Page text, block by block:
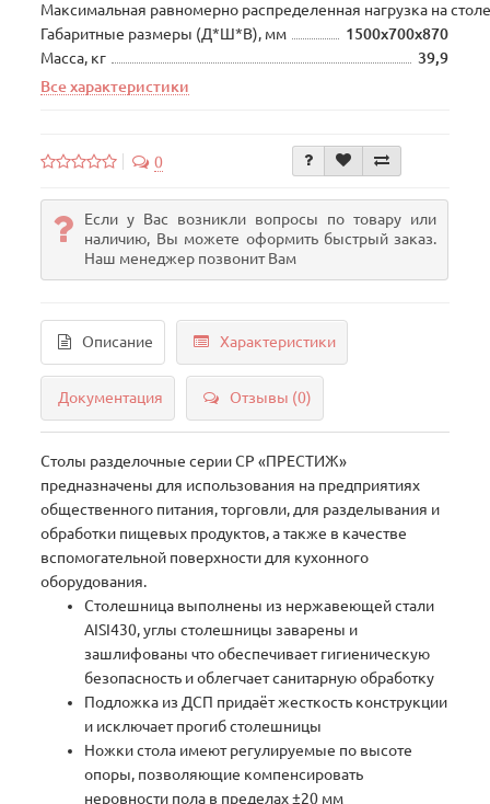
Максимальная равномерно распределенная нагрузка на
Габаритные размеры (Д*Ш*В), мм
1500х700х870
Масса, кг
39,9
Все характеристики
0
Если у Вас возникли вопросы по товару или
наличию, Вы можете оформить быстрый заказ.
Наш менеджер позвонит Вам
Описание Характеристики
Документация Отзывы (0)
Столы разделочные серии СР «ПРЕСТИЖ»
предназначены для использования на предприятиях
общественного питания, торговли, для разделывания и
обработки пищевых продуктов, а также в качестве
вспомогательной поверхности для кухонного
оборудования.
Столешница выполнены из нержавеющей стали
AISI430, углы столешницы заварены и
зашлифованы что обеспечивает гигиеническую
безопасность и облегчает санитарную обработку
Подложка из ДСП придаёт жесткость конструкции
и исключает прогиб столешницы
Ножки стола имеют регулируемые по высоте
опоры, позволяющие компенсировать
неровности пола в пределах ±20 мм